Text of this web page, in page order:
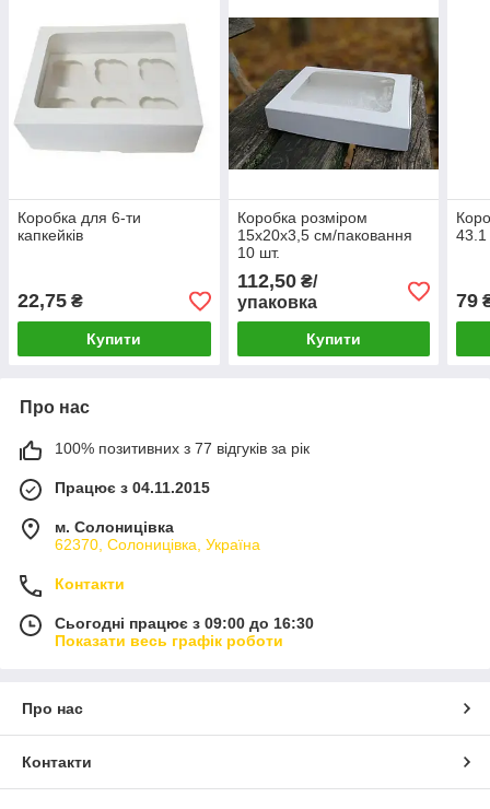
Коробка для 6-ти
капкейків
22,75 ₴
Купити
Коробка розміром
15х20х3,5 см/паковання
10 шт.
112,50₴/
упаковка
Купити
79
Про нас
100% позитивних з 77 відгуків за рік
Працює з 04.11.2015
м. Солоницівка
62370, Солоницівка, Україна
Контакти
Сьогодні працює з 09:00 до 16:30
Показати весь графік роботи
Про нас
Контакти